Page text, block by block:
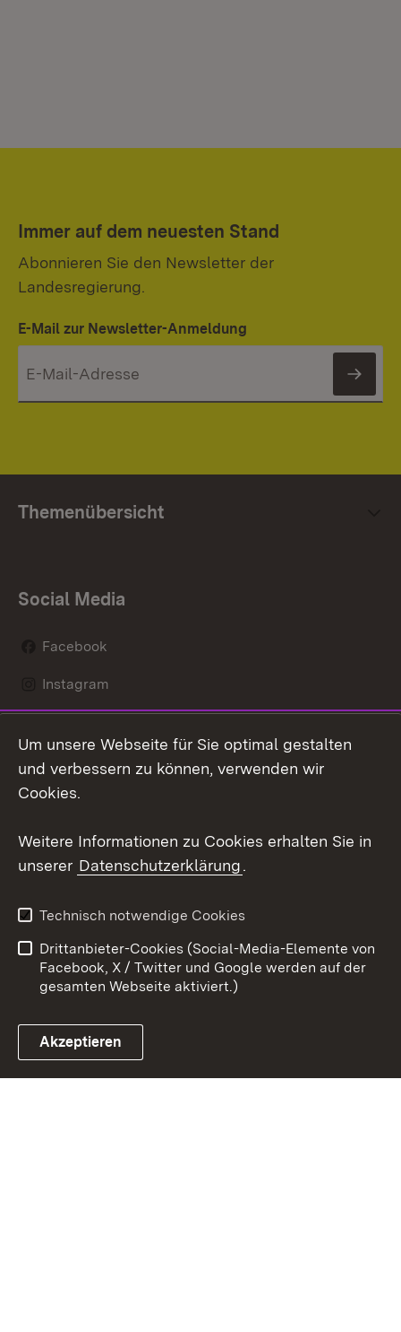
Immer auf dem neuesten Stand
Abonnieren Sie den Newsletter der
Landesregierung.
E-Mail zur Newsletter-Anmeldung
Themenübersicht
Social Media
Facebook
Instagram
Social Wall
Youtube
Link zum Landesportal
Kontakt
Datenschutz
Barrierefreiheit
Impressum Cookies
Um unsere Webseite für Sie optimal gestalten
und verbessern zu können, verwenden wir
Cookies.
Weitere Informationen zu Cookies erhalten Sie in
unserer Datenschutzerklärung.
Technisch notwendige Cookies
Drittanbieter-Cookies (Social-Media-Elemente von
Facebook, X / Twitter und Google werden auf der
gesamten Webseite aktiviert.)
Akzeptieren